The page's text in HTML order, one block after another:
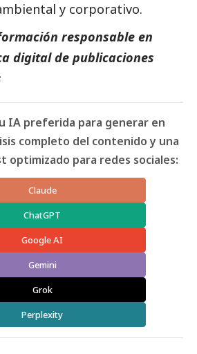
y corporativo.
responsable en
digital de publicaciones
IA preferida para generar en
completo del contenido y una
optimizado para redes sociales:
Claude
ChatGPT
Google AI
Gemini
Grok
Perplexity